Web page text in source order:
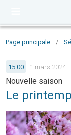
Page principale /
15:00 1 mars 2024
Nouvelle saison
Le